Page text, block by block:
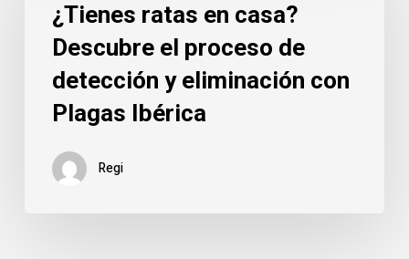
casa?
Descubre
proceso
detección
¿Tienes ratas en casa?
Descubre el proceso de
detección y eliminación con
Plagas Ibérica
Regi